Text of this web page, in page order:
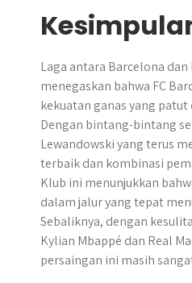
Laga antara Barcelona
menegaskan bahwa FC
kekuatan ganas yang
Dengan bintang-bintang
Lewandowski yang terus
terbaik dan kombinasi
Klub ini menunjukkan
dalam jalur yang tepat
Sebaliknya, dengan
Kylian Mbappé dan Real
persaingan ini masih